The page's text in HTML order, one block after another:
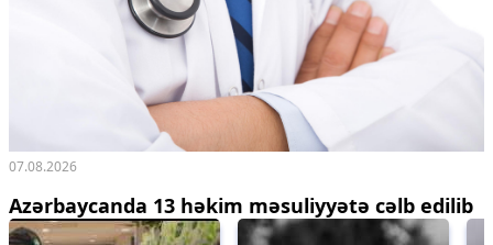
07.08.2026
Azərbaycanda 13 həkim məsuliyyətə cəlb edilib